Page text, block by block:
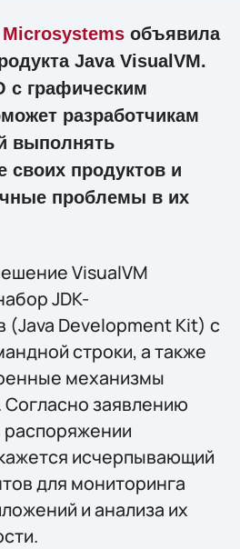
объявила
Java VisualVM.
с графическим
разработчикам
выполнять
своих продуктов и
проблемы в их
VisualVM
JDK-
(Java Development Kit) с
строки, а также
механизмы
заявлению
распоряжении
исчерпывающий
для мониторинга
и анализа их